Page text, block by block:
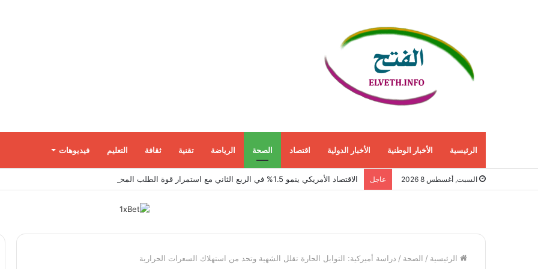
الرئيسية الأخبار الوطنية الأخبار الدولية اقتصاد الصحة الرياضة تقنية ثقافة التعليم فيديوهات
السبت, أغسطس 8 2026 عاجل الاقتصاد الأمريكي ينمو 1.5% في الربع الثاني مع استمرار قوة الطلب المحلي
الرئيسية / الصحة / دراسة أميركية: التوابل الحارة تقلل الشهية وتحد من استهلاك السعرات الحرارية